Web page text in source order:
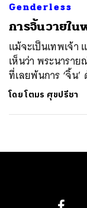
Genderless
การจิ้นวายใ
แม้จะเป็นเทพเจ้า
เห็นว่า พระนารา
ที่เลยพ้นการ ‘จิ้น’
โดยโตมร ศุขปรีชา